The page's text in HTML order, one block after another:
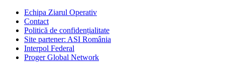
Echipa Ziarul Operativ
Contact
Politică de confidențialitate
Site partener: ASI România
Interpol Federal
Proger Global Network